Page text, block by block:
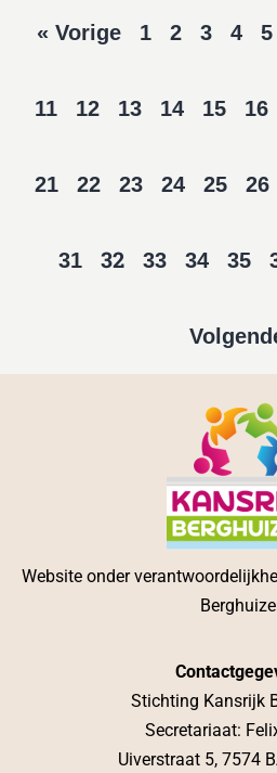
« Vorige 1 2 3 4 5
11 12 13 14 15 16
21 22 23 24 25 26
31 32 33 34 35
Website onder
Stichting Kansrijk
Secretariaat:
Uiverstraat 5, 7574